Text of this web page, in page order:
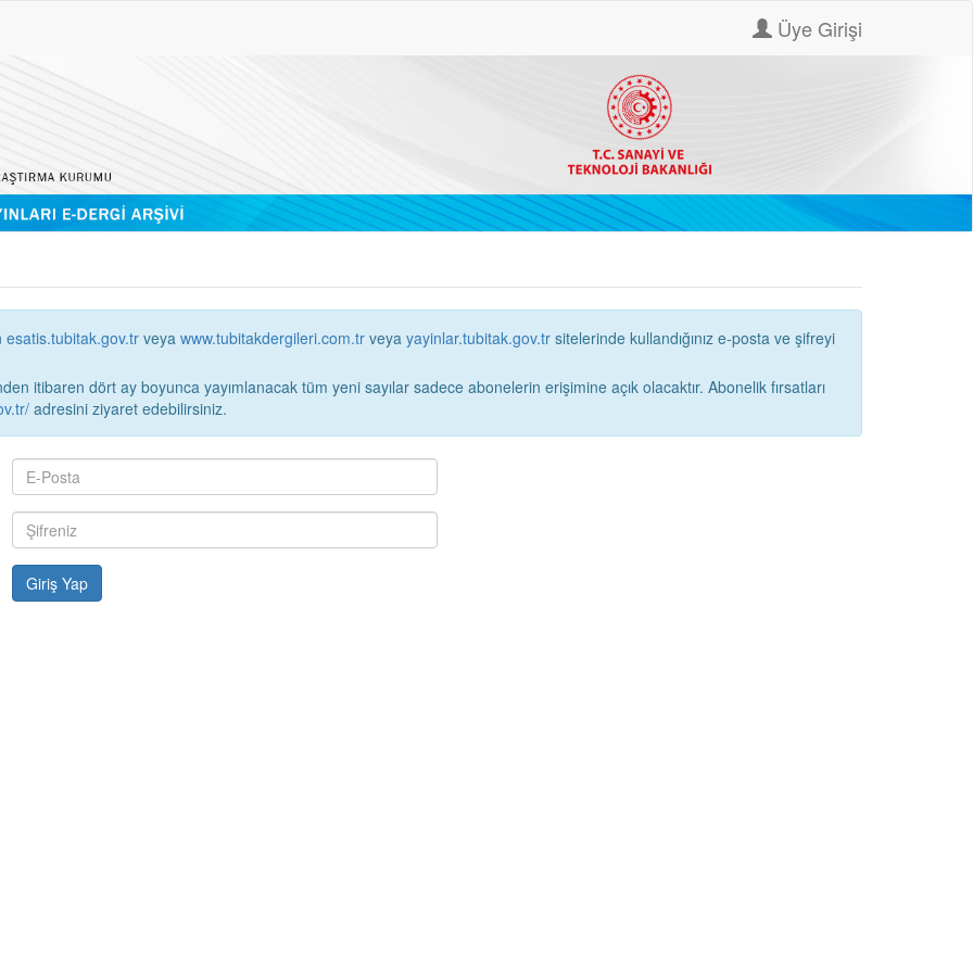
Üye Girişi
esatis.tubitak.gov.tr veya www.tubitakdergileri.com.tr veya yayinlar.tubitak.gov.tr
itibaren dört ay boyunca yayımlanacak tüm yeni sayılar sadece abonelerin erişimine açık olacaktır. Abonelik fırsatları
adresini ziyaret edebilirsiniz.